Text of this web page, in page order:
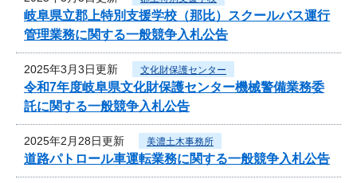
岐阜県立郡上特別支援学校（那比）スクールバス運行
管理業務に関する一般競争入札公告
2025年3月3日更新 文化財保護センター
令和7年度岐阜県文化財保護センター機械警備業務委
託に関する一般競争入札公告
2025年2月28日更新 美濃土木事務所
道路パトロール車運転業務に関する一般競争入札公告